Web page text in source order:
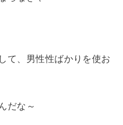
て、男性性ばかりを使お
だな～